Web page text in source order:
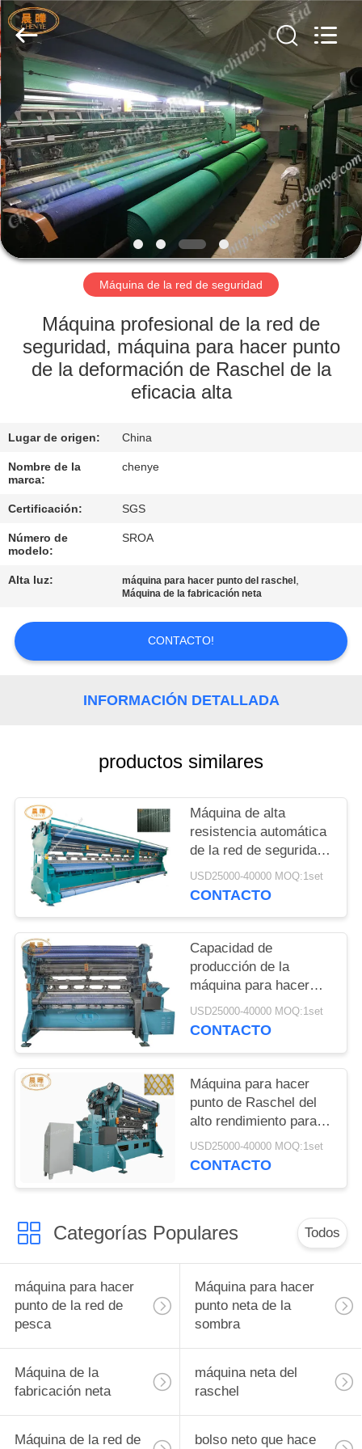
INICIO
PRODUCTOS
SOBRE
NOSOTROS
VISITA
FÁBRICA
CALIDAD
CONTÁCTENOS
SOLICITAR
UNA
COTIZACIÓN
MAPA
POLÍTICA
PRIVACIDAD
Changzhou
Chenye
Warp
Knitting
Machinery
Co.,
Ltd.
Leave
Messages.
All
Rights
Reserved.
Máquina de la red de seguridad
Máquina profesional de la red de
seguridad, máquina para hacer punto
de la deformación de Raschel de la
eficacia alta
Lugar de origen: China
Nombre de la
marca:
chenye
Certificación: SGS
Número de
modelo:
SROA
Alta luz: máquina para hacer punto del raschel ,
Máquina de la fabricación neta
CONTACTO!
INFORMACIÓN DETALLADA
productos similares
Máquina de alta
resistencia automática
de la red de seguridad
para la protección de la
caída de la
USD25000-40000 MOQ:1set
CONTACTO
Capacidad de
producción de la
máquina para hacer
punto de la red de
seguridad de
USD25000-40000 MOQ:1set
CONTACTO
Máquina para hacer
punto de Raschel del
alto rendimiento para la
fabricación neta de
seguridad de
USD25000-40000 MOQ:1set
CONTACTO
Categorías Populares Todos
máquina para hacer
punto de la red de
pesca
Máquina para hacer
punto neta de la
sombra
Máquina de la
fabricación neta
máquina neta del
raschel
Máquina de la red de bolso neto que hace